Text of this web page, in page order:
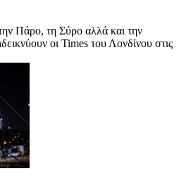
Πάρο, τη Σύρο αλλά και την
οι Times του Λονδίνου στις